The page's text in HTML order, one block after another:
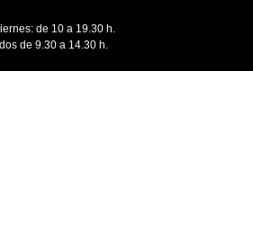
de 10 a 19.30 h.
de 9.30 a 14.30 h.